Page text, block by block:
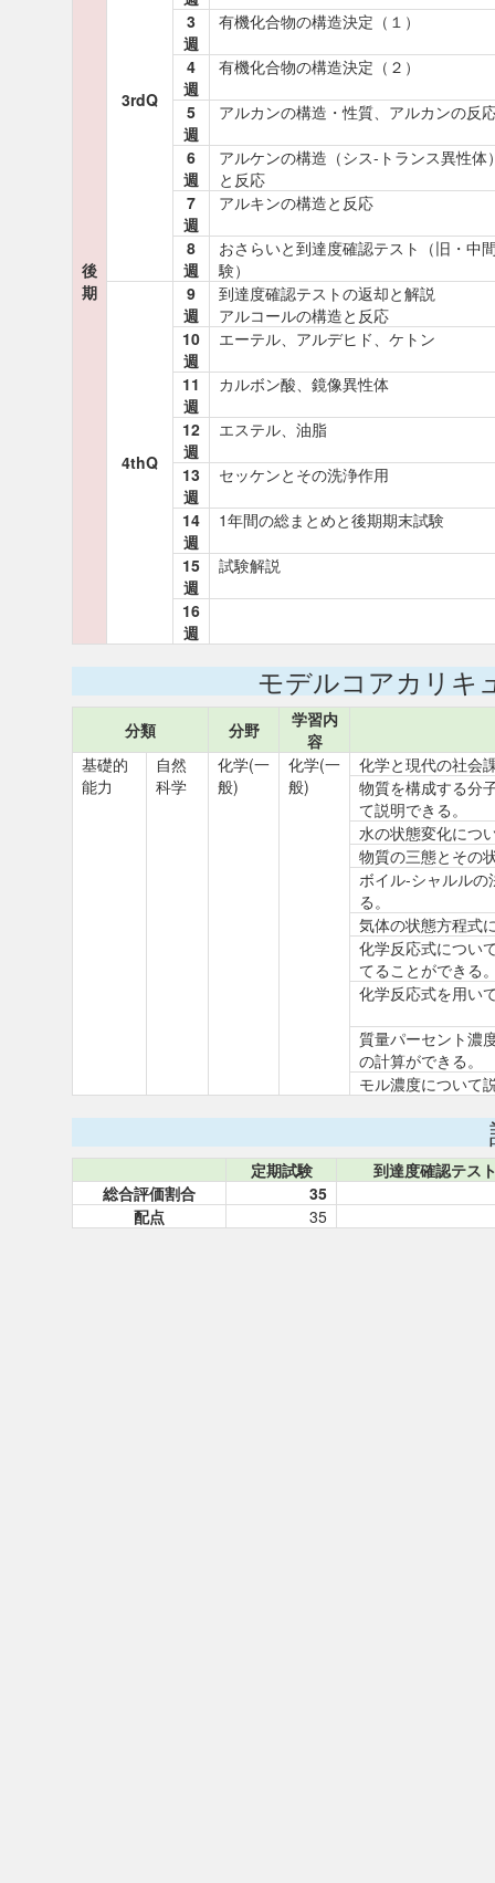
後
期
3rdQ
3
週
有機化合物の構造決定（１）
4
週
有機化合物の構造決定（２）
5
週
アルカンの構造・性質、アルカンの反
6
週
アルケンの構造（シス-トランス異性体
と反応
7
週
アルキンの構造と反応
8
週
おさらいと到達度確認テスト（旧・中
験）
4thQ
9
週
到達度確認テストの返却と解説
アルコールの構造と反応
10
週
エーテル、アルデヒド、ケトン
11
週
カルボン酸、鏡像異性体
12
週
エステル、油脂
13
週
セッケンとその洗浄作用
14
週
1年間の総まとめと後期期末試験
15
週
試験解説
16
週
モデルコアカリキ
分類 分野
学習内
容
基礎的
能力
自然
科学
化学(一
般)
化学(一
般)
化学と現代の社会
物質を構成する分
て説明できる。
水の状態変化につ
物質の三態とその
ボイル-シャルルの
る。
気体の状態方程式
化学反応式につい
てることができる
化学反応式を用い
質量パーセント濃
の計算ができる。
モル濃度について
定期試験
到達度確認テス
総合評価割合
35
配点
35